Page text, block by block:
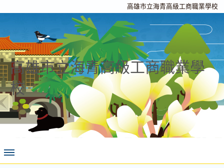
高雄市立海青高級工商職業學校
高雄市立海青高級工商職業學
校